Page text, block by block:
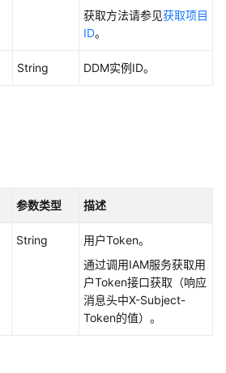
获取方法请参见获取项目
ID。
String DDM实例ID。
参数类型 描述
String
用户Token。
通过调用IAM服务获取用
户Token接口获取（响应
消息头中X-Subject-
Token的值）。